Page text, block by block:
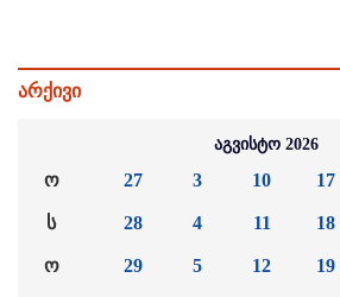
არქივი
აგვისტო 2026
ო
ს
ო
27
28
29
3
4
5
10
11
12
17
18
19